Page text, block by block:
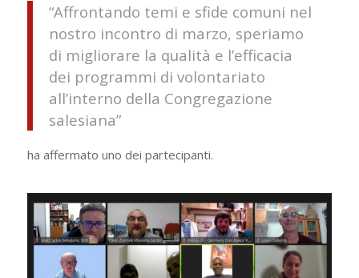
“Affrontando temi e sfide comuni nel
nostro incontro di marzo, speriamo
di migliorare la qualità e l’efficacia
dei programmi di volontariato
all’interno della Congregazione
salesiana”
ha affermato uno dei partecipanti.